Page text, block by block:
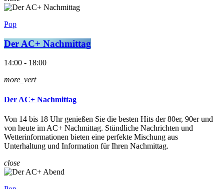
Pop
Der AC+ Nachmittag
14:00 - 18:00
more_vert
Der AC+ Nachmittag
Von 14 bis 18 Uhr genießen Sie die besten Hits der 80er, 90er und
von heute im AC+ Nachmittag. Stündliche Nachrichten und
Wetterinformationen bieten eine perfekte Mischung aus
Unterhaltung und Information für Ihren Nachmittag.
close